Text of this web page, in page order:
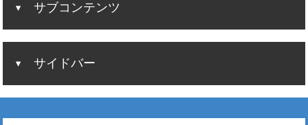
サブコンテンツ
サイドバー